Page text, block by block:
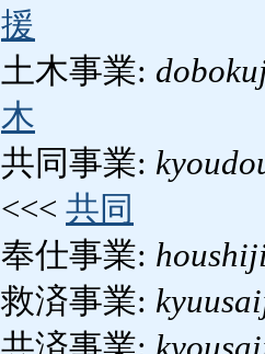
援
土木事業:
木
共同事業:
<<< 共同
奉仕事業:
救済事業: